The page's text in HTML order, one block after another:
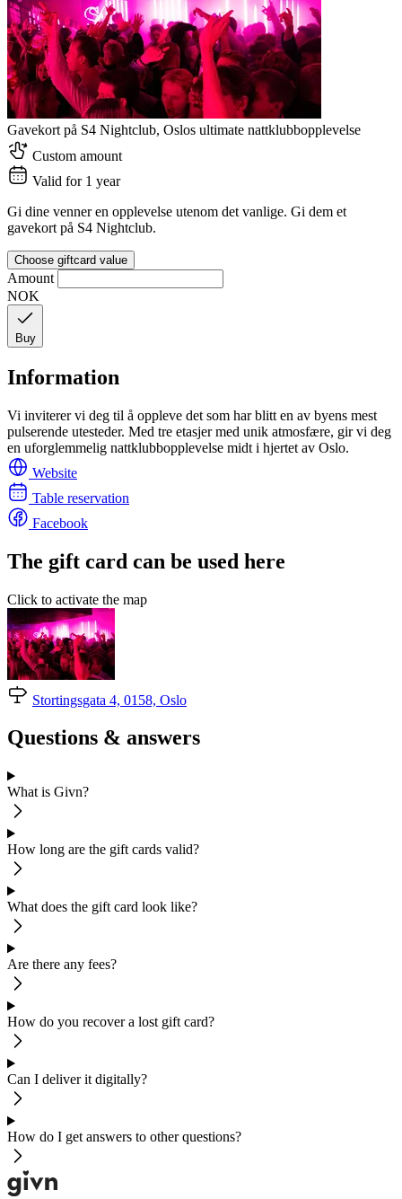
Gavekort på S4 Nightclub, Oslos ultimate nattklubbopplevelse
Custom amount
Valid for 1 year
Gi dine venner en opplevelse utenom det vanlige. Gi dem et
gavekort på S4 Nightclub.
Choose giftcard value
Amount
NOK
Buy
Information
Vi inviterer vi deg til å oppleve det som har blitt en av byens mest
pulserende utesteder. Med tre etasjer med unik atmosfære, gir vi deg
en uforglemmelig nattklubbopplevelse midt i hjertet av Oslo.
Website
Table reservation
Facebook
The gift card can be used here
Click to activate the map
Stortingsgata 4, 0158, Oslo
Questions & answers
What is Givn?
How long are the gift cards valid?
What does the gift card look like?
Are there any fees?
How do you recover a lost gift card?
Can I deliver it digitally?
How do I get answers to other questions?